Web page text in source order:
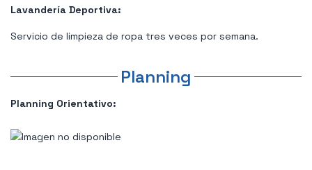
Lavandería Deportiva:
Servicio de limpieza de ropa tres veces por semana.
Planning
Planning Orientativo: